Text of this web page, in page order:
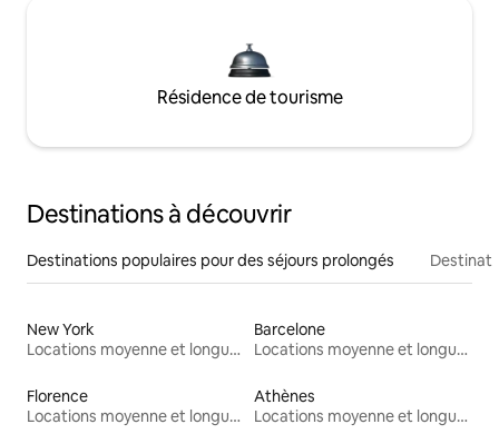
Résidence de tourisme
Destinations à découvrir
Destinations populaires pour des séjours prolongés
New York
Locations moyenne et longue durée
Barcelone
Locations moyenne et longue durée
Florence
Locations moyenne et longue durée
Athènes
Locations moyenne et longue durée